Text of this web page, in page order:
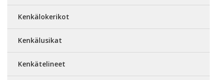
Kenkälokerikot
Kenkälusikat
Kenkätelineet